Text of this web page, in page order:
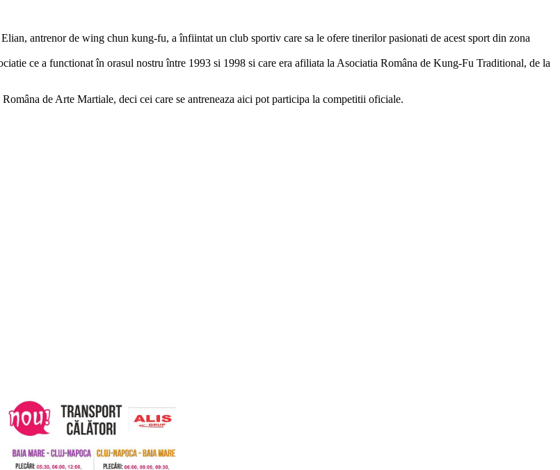
antrenor de wing chun kung-fu, a înfiintat un club sportiv care sa le ofere tinerilor pasionati de acest sport din zona
ce a functionat în orasul nostru între 1993 si 1998 si care era afiliata la Asociatia Româna de Kung-Fu Traditional, de la
de Arte Martiale, deci cei care se antreneaza aici pot participa la competitii oficiale.